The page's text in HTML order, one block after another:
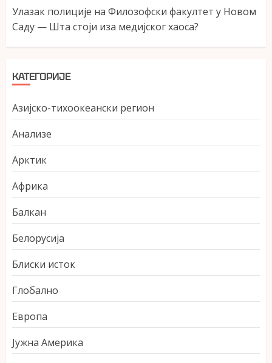
Улазак полиције на Филозофски факултет у Новом
Саду — Шта стоји иза медијског хаоса?
КАТЕГОРИЈЕ
Азијско-тихоокеански регион
Анализе
Арктик
Африка
Балкан
Белорусија
Блиски исток
Глобално
Европа
Јужна Америка